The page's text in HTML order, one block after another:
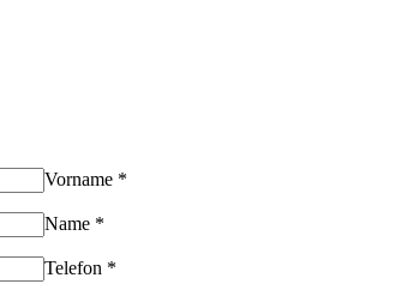
Vorname *
Name *
Telefon *